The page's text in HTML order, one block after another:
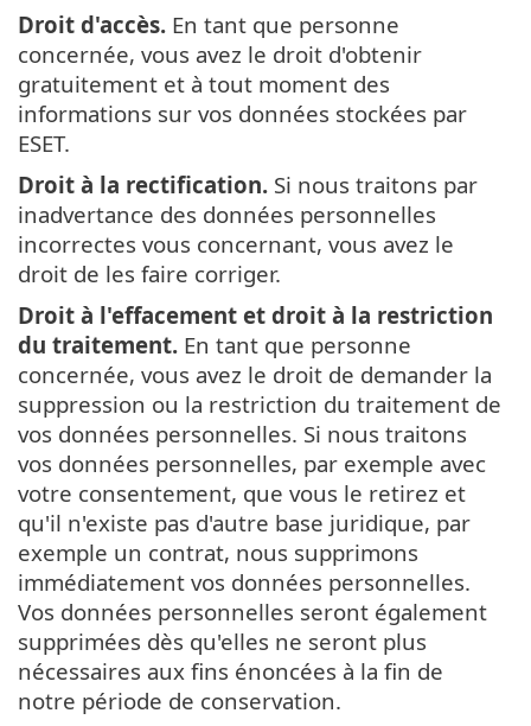
Droit d'accès. En tant que personne
concernée, vous avez le droit d'obtenir
gratuitement et à tout moment des
informations sur vos données stockées par
ESET.
Droit à la rectification. Si nous traitons par
inadvertance des données personnelles
incorrectes vous concernant, vous avez le
droit de les faire corriger.
Droit à l'effacement et droit à la restriction
du traitement. En tant que personne
concernée, vous avez le droit de demander la
suppression ou la restriction du traitement de
vos données personnelles. Si nous traitons
vos données personnelles, par exemple avec
votre consentement, que vous le retirez et
qu'il n'existe pas d'autre base juridique, par
exemple un contrat, nous supprimons
immédiatement vos données personnelles.
Vos données personnelles seront également
supprimées dès qu'elles ne seront plus
nécessaires aux fins énoncées à la fin de
notre période de conservation.